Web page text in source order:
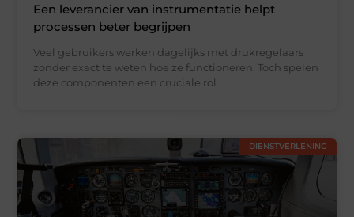
Een leverancier van instrumentatie helpt
processen beter begrijpen
Veel gebruikers werken dagelijks met drukregelaars
zonder exact te weten hoe ze functioneren. Toch spelen
deze componenten een cruciale rol
DIENSTVERLENING